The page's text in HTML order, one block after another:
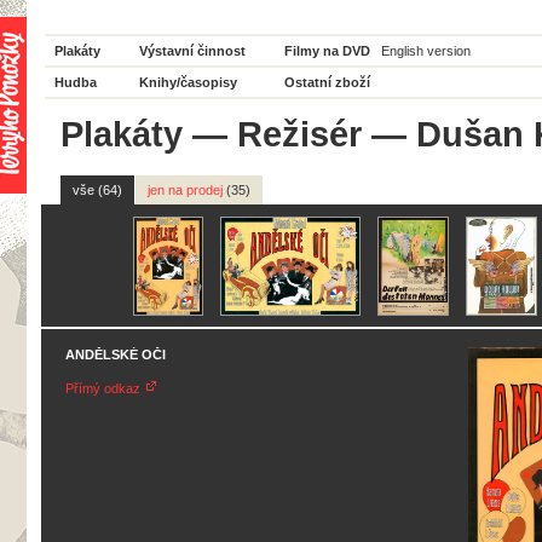
Plakáty Výstavní činnost Filmy na DVD English version
Hudba Knihy/časopisy Ostatní zboží
Plakáty — Režisér — Dušan
vše (64) jen na prodej (35)
ANDĚLSKÉ OČI
Přímý odkaz